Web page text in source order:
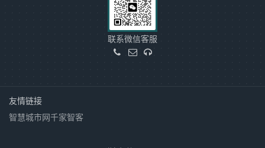
联系微信客服
友情链接
智慧城市网千家智客